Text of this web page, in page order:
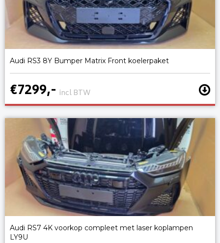
Audi RS3 8Y Bumper Matrix Front koelerpaket
€7299,- incl BTW
Audi RS7 4K voorkop compleet met laser koplampen
LY9U